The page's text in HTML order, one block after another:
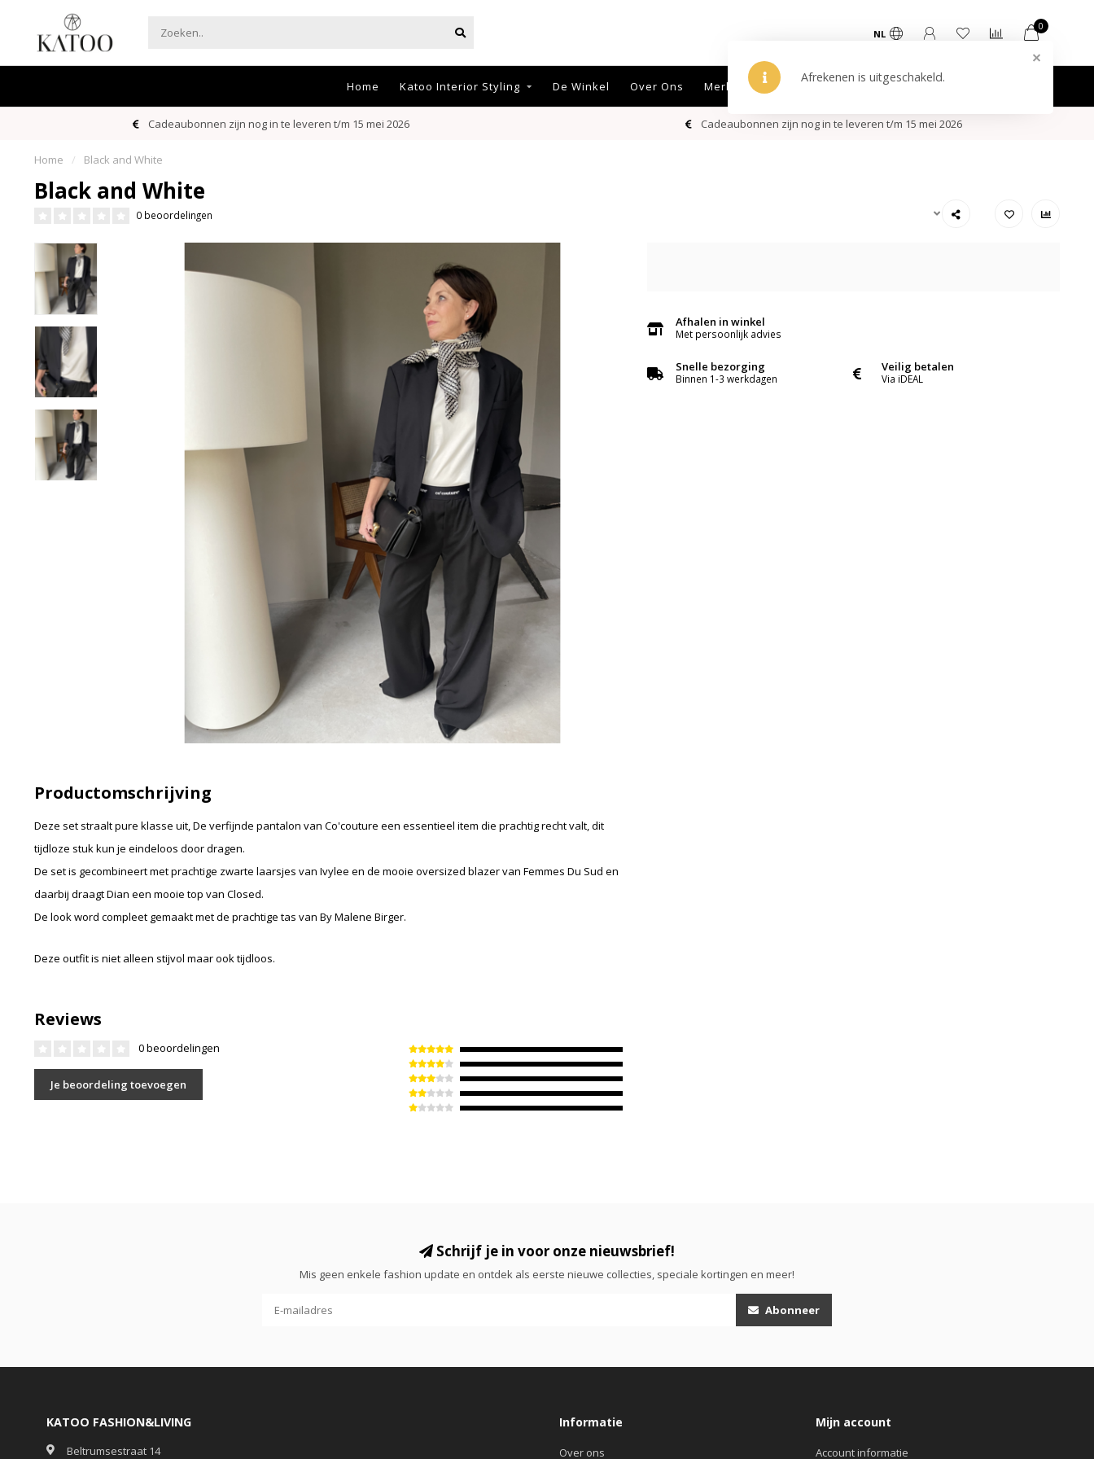
NL
0
Home Katoo Interior Styling De Winkel Over Ons Merken
Cadeaubonnen zijn nog in te leveren t/m 15 mei 2026 Cadeaubonnen zijn nog in te leveren t/m 15 mei 2026
Home / Black and White
Black and White
0 beoordelingen
Afhalen in winkel
Met persoonlijk advies
Snelle bezorging
Binnen 1-3 werkdagen
Veilig betalen
Via iDEAL
Productomschrijving
Deze set straalt pure klasse uit, De verfijnde pantalon van Co'couture een essentieel item die prachtig recht valt, dit
tijdloze stuk kun je eindeloos door dragen.
De set is gecombineert met prachtige zwarte laarsjes van Ivylee en de mooie oversized blazer van Femmes Du Sud en
daarbij draagt Dian een mooie top van Closed.
De look word compleet gemaakt met de prachtige tas van By Malene Birger.
Deze outfit is niet alleen stijvol maar ook tijdloos.
Reviews
0 beoordelingen
Je beoordeling toevoegen
Schrijf je in voor onze nieuwsbrief!
Mis geen enkele fashion update en ontdek als eerste nieuwe collecties, speciale kortingen en meer!
Abonneer
KATOO FASHION&LIVING
Beltrumsestraat 14
Informatie
Over ons
Mijn account
Account informatie